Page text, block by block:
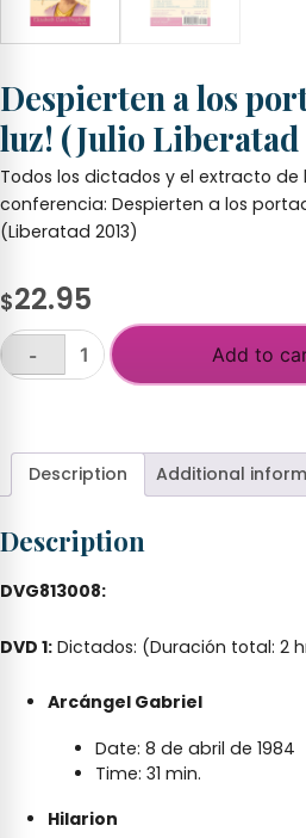
Despierten a los
luz! (Julio Liberatad
Todos los dictados y el extracto de
conferencia: Despierten a los
(Liberatad 2013)
$22.95
Despierten
luz!
Liberatad
quantity
-
Add to
Description Additional
Description
DVG813008:
DVD 1: Dictados: (Duración total: 2
Arcángel Gabriel
Date: 8 de abril de 1984
Time: 31 min.
Hilarion